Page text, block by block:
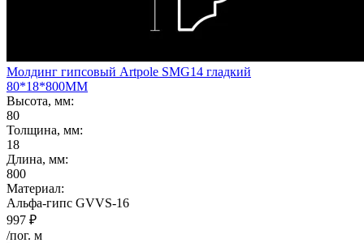
Молдинг гипсовый Artpole SMG14 гладкий
80*18*800ММ
Высота, мм:
80
Толщина, мм:
18
Длина, мм:
800
Материал:
Альфа-гипс GVVS-16
997 ₽
/пог. м